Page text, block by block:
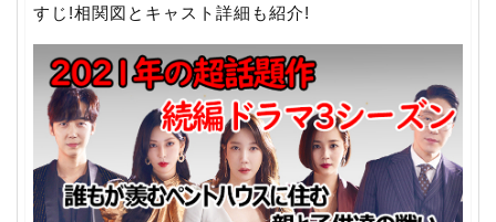
すじ!相関図とキャスト詳細も紹介!